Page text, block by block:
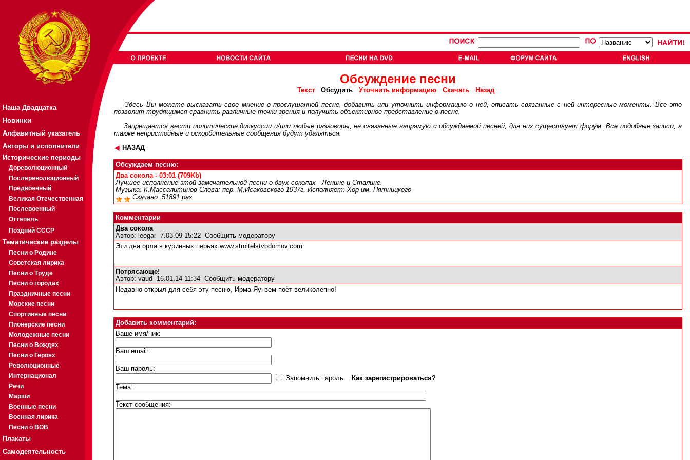
Наша Двадцатка
Новинки
Алфавитный указатель
Авторы и исполнители
Исторические периоды
Дореволюционный
Послереволюционный
Предвоенный
Великая Отечественная
Послевоенный
Оттепель
Поздний СССР
Тематические разделы
Песни о Родине
Советская лирика
Песни о Труде
Песни о городах
Праздничные песни
Морские песни
Спортивные песни
Пионерские песни
Молодежные песни
Песни о Вождях
Песни о Героях
Революционные
Интернационал
Речи
Марши
Военные песни
Военная лирика
Песни о ВОВ
Плакаты
Самодеятельность
Обсуждение песни
Текст Обсудить Уточнить информацию Скачать
Назад
Здесь Вы можете высказать свое мнение о прослушанной песне, добавить или уточнить информацию о ней, описать связанные с ней интересные моменты. Все это
позволит трудящимся сравнить различные точки зрения и получить объективное представление о песне.
Запрещается вести политические дискуcсии и/или любые разговоры, не связанные напрямую с обсуждаемой песней, для них существует форум. Все подобные записи, а
также непристойные и оскорбительные сообщения будут удаляться.
НАЗАД
Обсуждаем песню:
Два сокола - 03:01 (709Kb)
Лучшее исполнение этой замечательной песни о двух соколах - Ленине и Сталине.
Музыка: К.Массалитинов Слова: пер. М.Исаковского 1937г. Исполняет: Хор им. Пятницкого
Скачано: 51891 раз
Комментарии
Два сокола
Автор: leogar 7.03.09 15:22 Сообщить модератору
Эти два орла в куринных перьях.www.stroitelstvodomov.com
Потрясающе!
Автор: vaud 16.01.14 11:34 Сообщить модератору
Недавно открыл для себя эту песню, Ирма Яунзем поёт великолепно!
Добавить комментарий:
Ваше имя/ник:
Ваш email:
Ваш пароль:
Запомнить пароль
Как зарегистрироваться?
Тема:
Текст сообщения: